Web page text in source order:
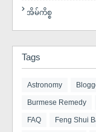
အိမ်ကိစ္စ
Tags
Astronomy
Burmese Remedy
FAQ Feng Shui